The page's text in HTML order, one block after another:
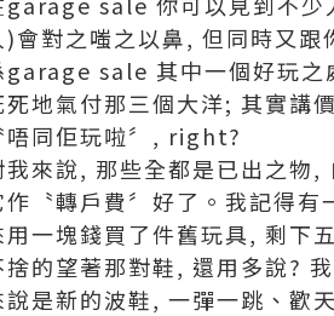
)會對之嗤之以鼻, 但同時又
garage sale 其中一個好玩之
死地氣付那三個大洋; 其實講
唔同佢玩啦〞, right?
我來說, 那些全都是已出之物,
作〝轉戶費〞好了。我記得
用一塊錢買了件舊玩具, 剩下
捨的望著那對鞋, 還用多說?
說是新的波鞋, 一彈一跳、歡